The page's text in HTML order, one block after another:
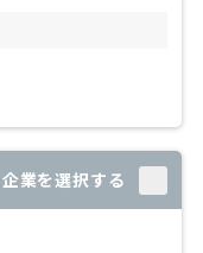
企業を選択する